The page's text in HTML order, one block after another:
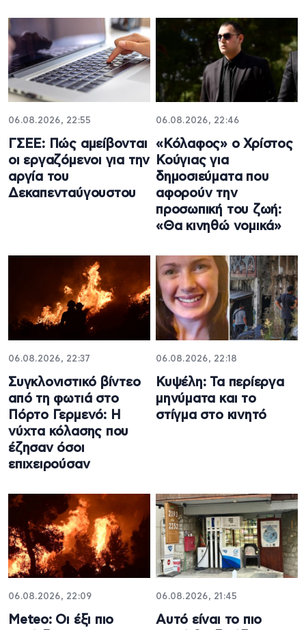
06.08.2026, 22:55
ΓΣΕΕ: Πώς αμείβονται
οι εργαζόμενοι για την
αργία του
Δεκαπενταύγουστου
06.08.2026, 22:46
«Κόλαφος» ο Χρίστος
Κούγιας για
δημοσιεύματα που
αφορούν την
προσωπική του ζωή:
«Θα κινηθώ νομικά»
06.08.2026, 22:37
Συγκλονιστικό βίντεο
από τη φωτιά στο
Πόρτο Γερμενό: Η
νύχτα κόλασης που
έζησαν όσοι
επιχειρούσαν
06.08.2026, 22:18
Κυψέλη: Τα περίεργα
μηνύματα και το
στίγμα στο κινητό
06.08.2026, 22:09
Meteo: Οι έξι πιο
06.08.2026, 21:45
Αυτό είναι το πιο